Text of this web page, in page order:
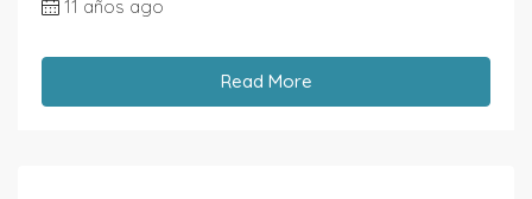
11 años ago
Read More